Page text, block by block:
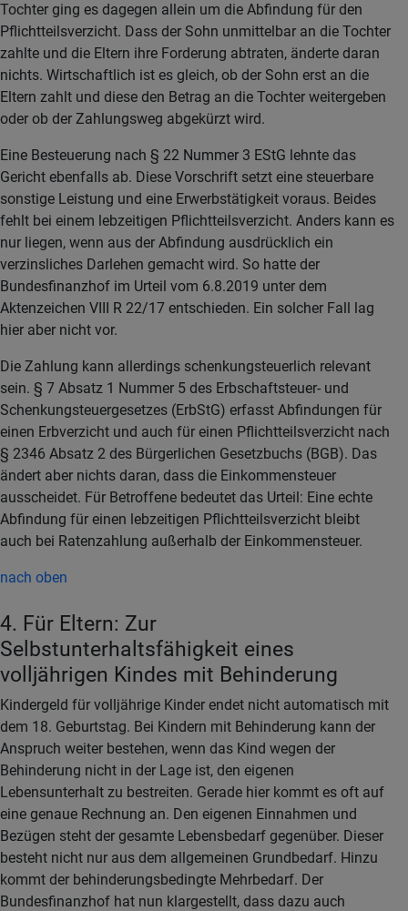
Tochter ging es dagegen allein um die Abfindung für den
Pflichtteilsverzicht. Dass der Sohn unmittelbar an die Tochter
zahlte und die Eltern ihre Forderung abtraten, änderte daran
nichts. Wirtschaftlich ist es gleich, ob der Sohn erst an die
Eltern zahlt und diese den Betrag an die Tochter weitergeben
oder ob der Zahlungsweg abgekürzt wird.
Eine Besteuerung nach § 22 Nummer 3 EStG lehnte das
Gericht ebenfalls ab. Diese Vorschrift setzt eine steuerbare
sonstige Leistung und eine Erwerbstätigkeit voraus. Beides
fehlt bei einem lebzeitigen Pflichtteilsverzicht. Anders kann es
nur liegen, wenn aus der Abfindung ausdrücklich ein
verzinsliches Darlehen gemacht wird. So hatte der
Bundesfinanzhof im Urteil vom 6.8.2019 unter dem
Aktenzeichen VIII R 22/17 entschieden. Ein solcher Fall lag
hier aber nicht vor.
Die Zahlung kann allerdings schenkungsteuerlich relevant
sein. § 7 Absatz 1 Nummer 5 des Erbschaftsteuer- und
Schenkungsteuergesetzes (ErbStG) erfasst Abfindungen für
einen Erbverzicht und auch für einen Pflichtteilsverzicht nach
§ 2346 Absatz 2 des Bürgerlichen Gesetzbuchs (BGB). Das
ändert aber nichts daran, dass die Einkommensteuer
ausscheidet. Für Betroffene bedeutet das Urteil: Eine echte
Abfindung für einen lebzeitigen Pflichtteilsverzicht bleibt
auch bei Ratenzahlung außerhalb der Einkommensteuer.
nach oben
4. Für Eltern: Zur
Selbstunterhaltsfähigkeit eines
volljährigen Kindes mit Behinderung
Kindergeld für volljährige Kinder endet nicht automatisch mit
dem 18. Geburtstag. Bei Kindern mit Behinderung kann der
Anspruch weiter bestehen, wenn das Kind wegen der
Behinderung nicht in der Lage ist, den eigenen
Lebensunterhalt zu bestreiten. Gerade hier kommt es oft auf
eine genaue Rechnung an. Den eigenen Einnahmen und
Bezügen steht der gesamte Lebensbedarf gegenüber. Dieser
besteht nicht nur aus dem allgemeinen Grundbedarf. Hinzu
kommt der behinderungsbedingte Mehrbedarf. Der
Bundesfinanzhof hat nun klargestellt, dass dazu auch